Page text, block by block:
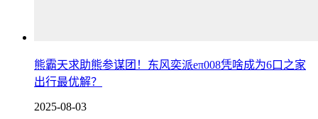
熊霸天求助熊参谋团！东风奕派eπ008凭啥成为6口之家
出行最优解？
2025-08-03